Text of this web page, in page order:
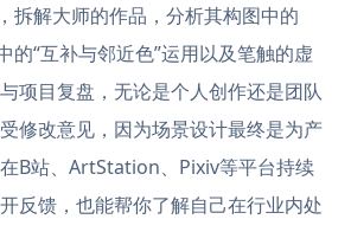
拆解大师的作品，分析其构图中的
的“互补与邻近色”运用以及笔触的虚
项目复盘，无论是个人创作还是团队
修改意见，因为场景设计最终是为产
B站、ArtStation、Pixiv等平台持续
反馈，也能帮你了解自己在行业内处